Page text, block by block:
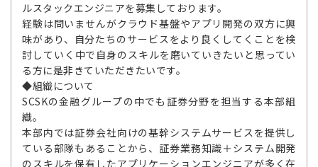
ルスタックエンジニアを募集しております。
経験は問いませんがクラウド基盤やアプリ開発の双方に興
味があり、自分たちのサービスをより良くしてくことを検
討していく中で自身のスキルを磨いていきたいと思ってい
る方に是非きていただきたいです。
◆組織について
SCSKの金融グループの中でも証券分野を担当する本部組
織。
本部内では証券会社向けの基幹システムサービスを提供し
ている部隊もあることから、証券業務知識＋システム開発
のスキルを保有したアプリケーションエンジニアが多く在